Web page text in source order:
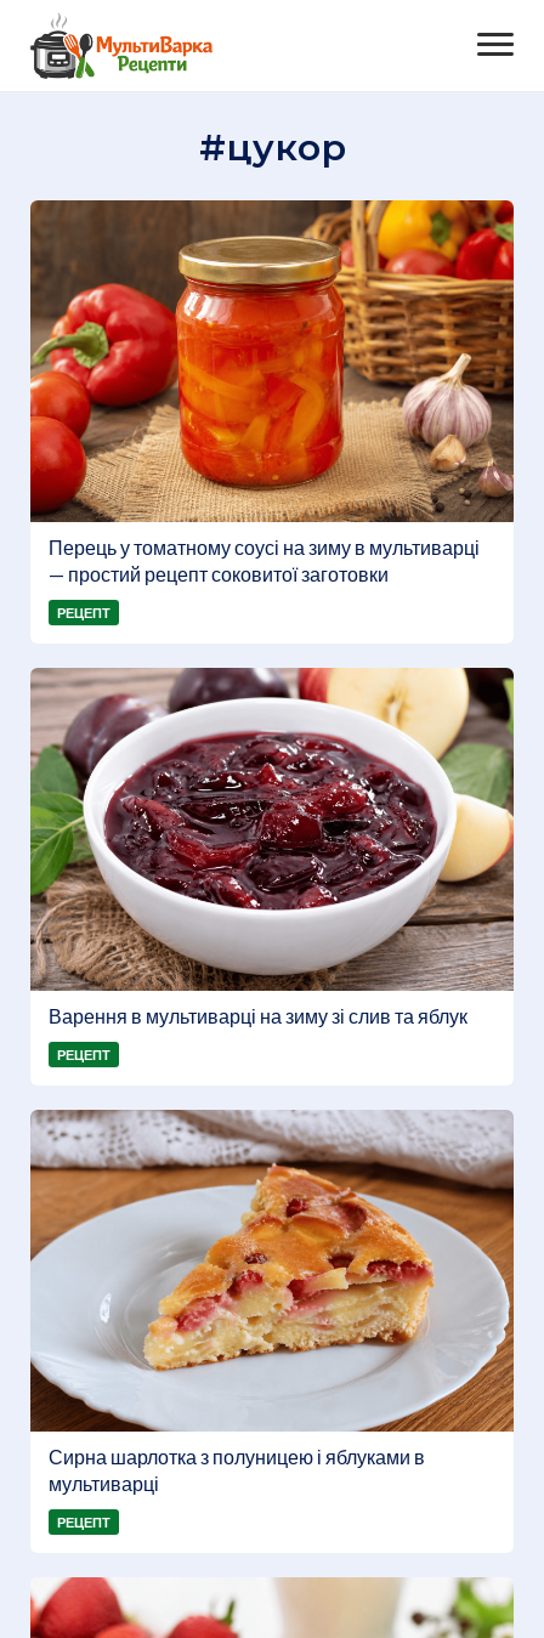
#цукор
Перець у томатному соусі на зиму в мультиварці
— простий рецепт соковитої заготовки
РЕЦЕПТ
Варення в мультиварці на зиму зі слив та яблук
РЕЦЕПТ
Сирна шарлотка з полуницею і яблуками в
мультиварці
РЕЦЕПТ